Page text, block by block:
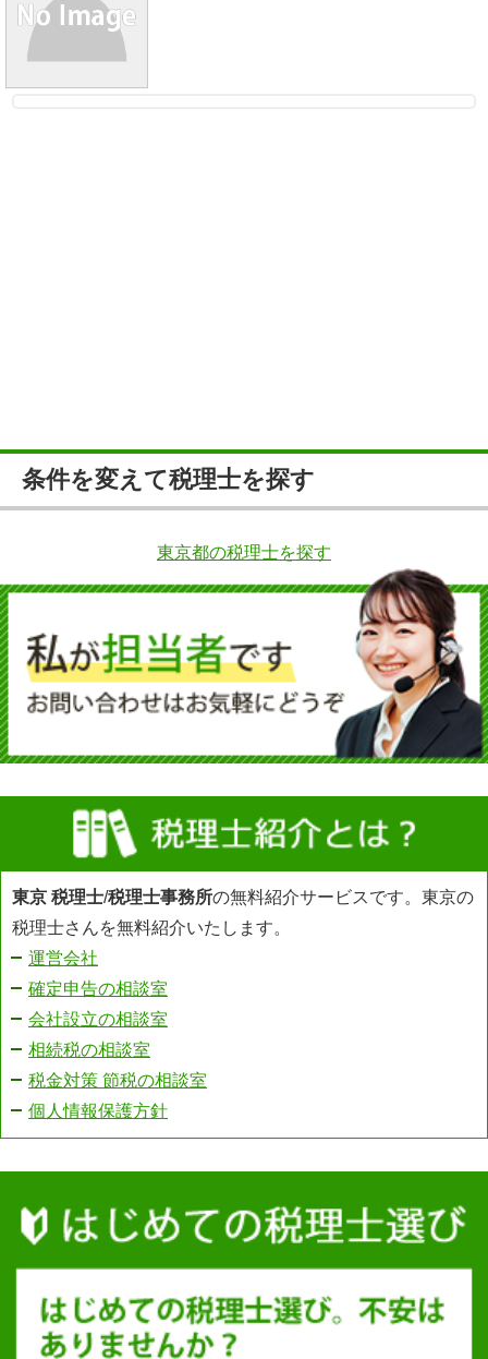
条件を変えて税理士を探す
東京都の税理士を探す
東京 税理士/税理士事務所の無料紹介サービスです。東京の
税理士さんを無料紹介いたします。
運営会社
確定申告の相談室
会社設立の相談室
相続税の相談室
税金対策 節税の相談室
個人情報保護方針